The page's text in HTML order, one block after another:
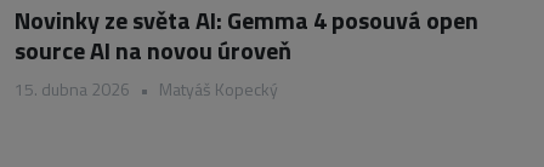
Novinky ze světa AI: Gemma 4 posouvá open
source AI na novou úroveň
15. dubna 2026 • Matyáš Kopecký